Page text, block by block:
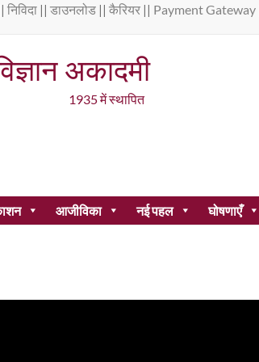
निविदा || डाउनलोड || कैरियर || Payment Gateway
अकादमी
आजीविका नई पहल घोषणाएँ